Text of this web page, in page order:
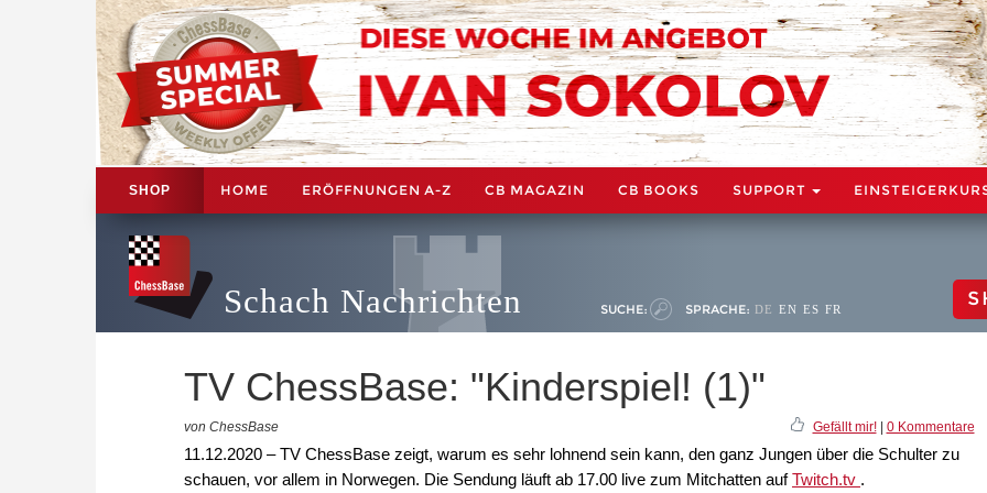
SHOP HOME ERÖFFNUNGEN A-Z CB MAGAZIN CB BOOKS SUPPORT
Schach Nachrichten SUCHE: SPRACHE: DE EN ES FR
TV ChessBase: "Kinderspiel! (1)"
von ChessBase Gefällt mir!| 0 Kommentare
11.12.2020 – TV ChessBase zeigt, warum es sehr lohnend sein kann, den ganz Jungen über die Schulter zu
schauen, vor allem in Norwegen. Die Sendung läuft ab 17.00 live zum Mitchatten aufTwitch.tv .